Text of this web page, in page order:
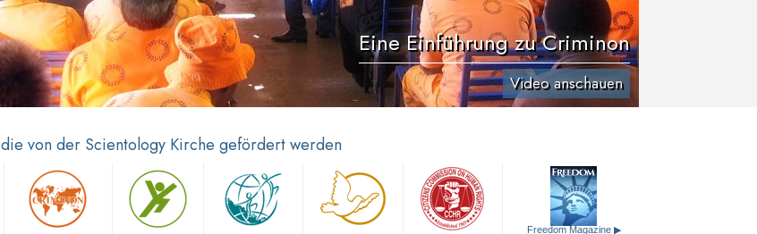
Eine Einführung zu Criminon
Video anschauen
die von der Scientology Kirche gefördert werden
Freedom Magazine ▶